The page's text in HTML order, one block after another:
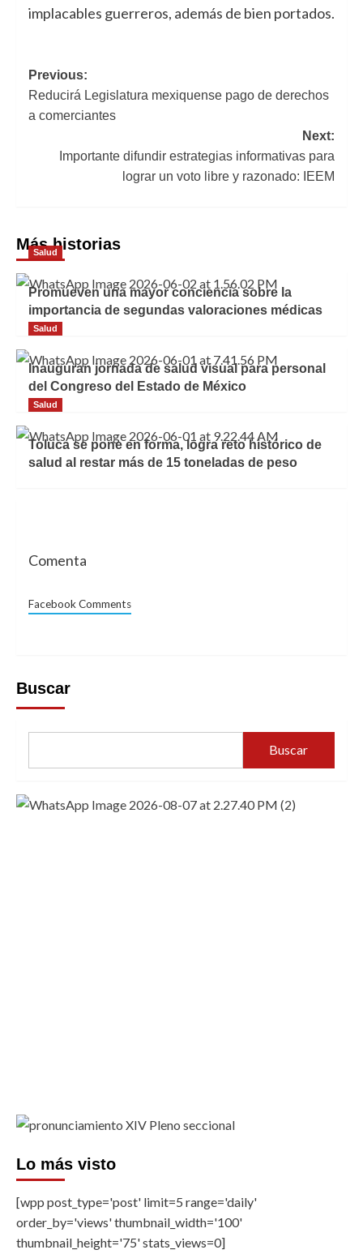
implacables guerreros, además de bien portados.
Navegación
de
Previous:
Reducirá Legislatura mexiquense pago de derechos
a comerciantes
Next:
Importante difundir estrategias informativas para
lograr un voto libre y razonado: IEEM
Más historias
Salud
Promueven una mayor conciencia sobre la
importancia de segundas valoraciones médicas
Salud
Inauguran jornada de salud visual para personal
del Congreso del Estado de México
Salud
Toluca se pone en forma, logra reto histórico de
salud al restar más de 15 toneladas de peso
Comenta
Facebook Comments
Buscar
Buscar
Lo más visto
[wpp post_type='post' limit=5 range='daily'
order_by='views' thumbnail_width='100'
thumbnail_height='75' stats_views=0]